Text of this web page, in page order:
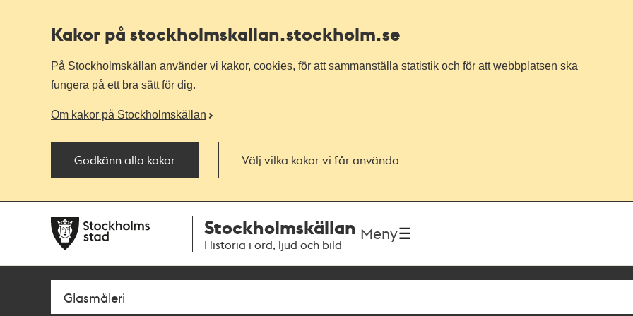
Kakor på stockholmskallan.stockholm.se
På Stockholmskällan använder vi kakor, cookies, för att sammanställa statistik och för att webbplatsen ska
fungera på ett bra sätt för dig.
Om kakor på Stockholmskällan
Godkänn alla kakor Välj vilka kakor vi får använda
navigationen
huvudinnehållet
Stockholmskällan
Historia i ord, ljud och bild
Meny
SökFritextsök